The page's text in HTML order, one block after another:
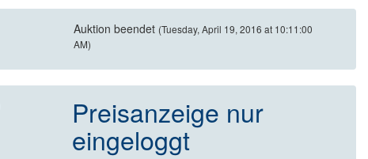
Auktion beendet (Tuesday, April 19, 2016 at 10:11:00
AM)
Preisanzeige nur
eingeloggt